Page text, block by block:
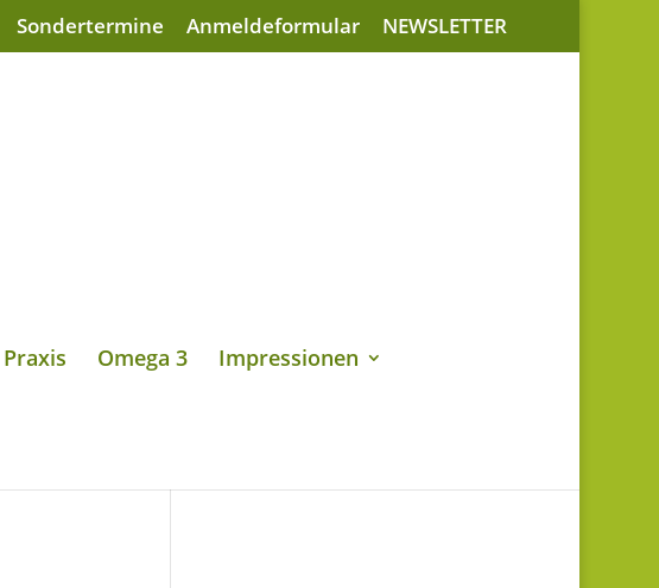
Sondertermine Anmeldeformular NEWSLETTER
Praxis Omega 3 Impressionen